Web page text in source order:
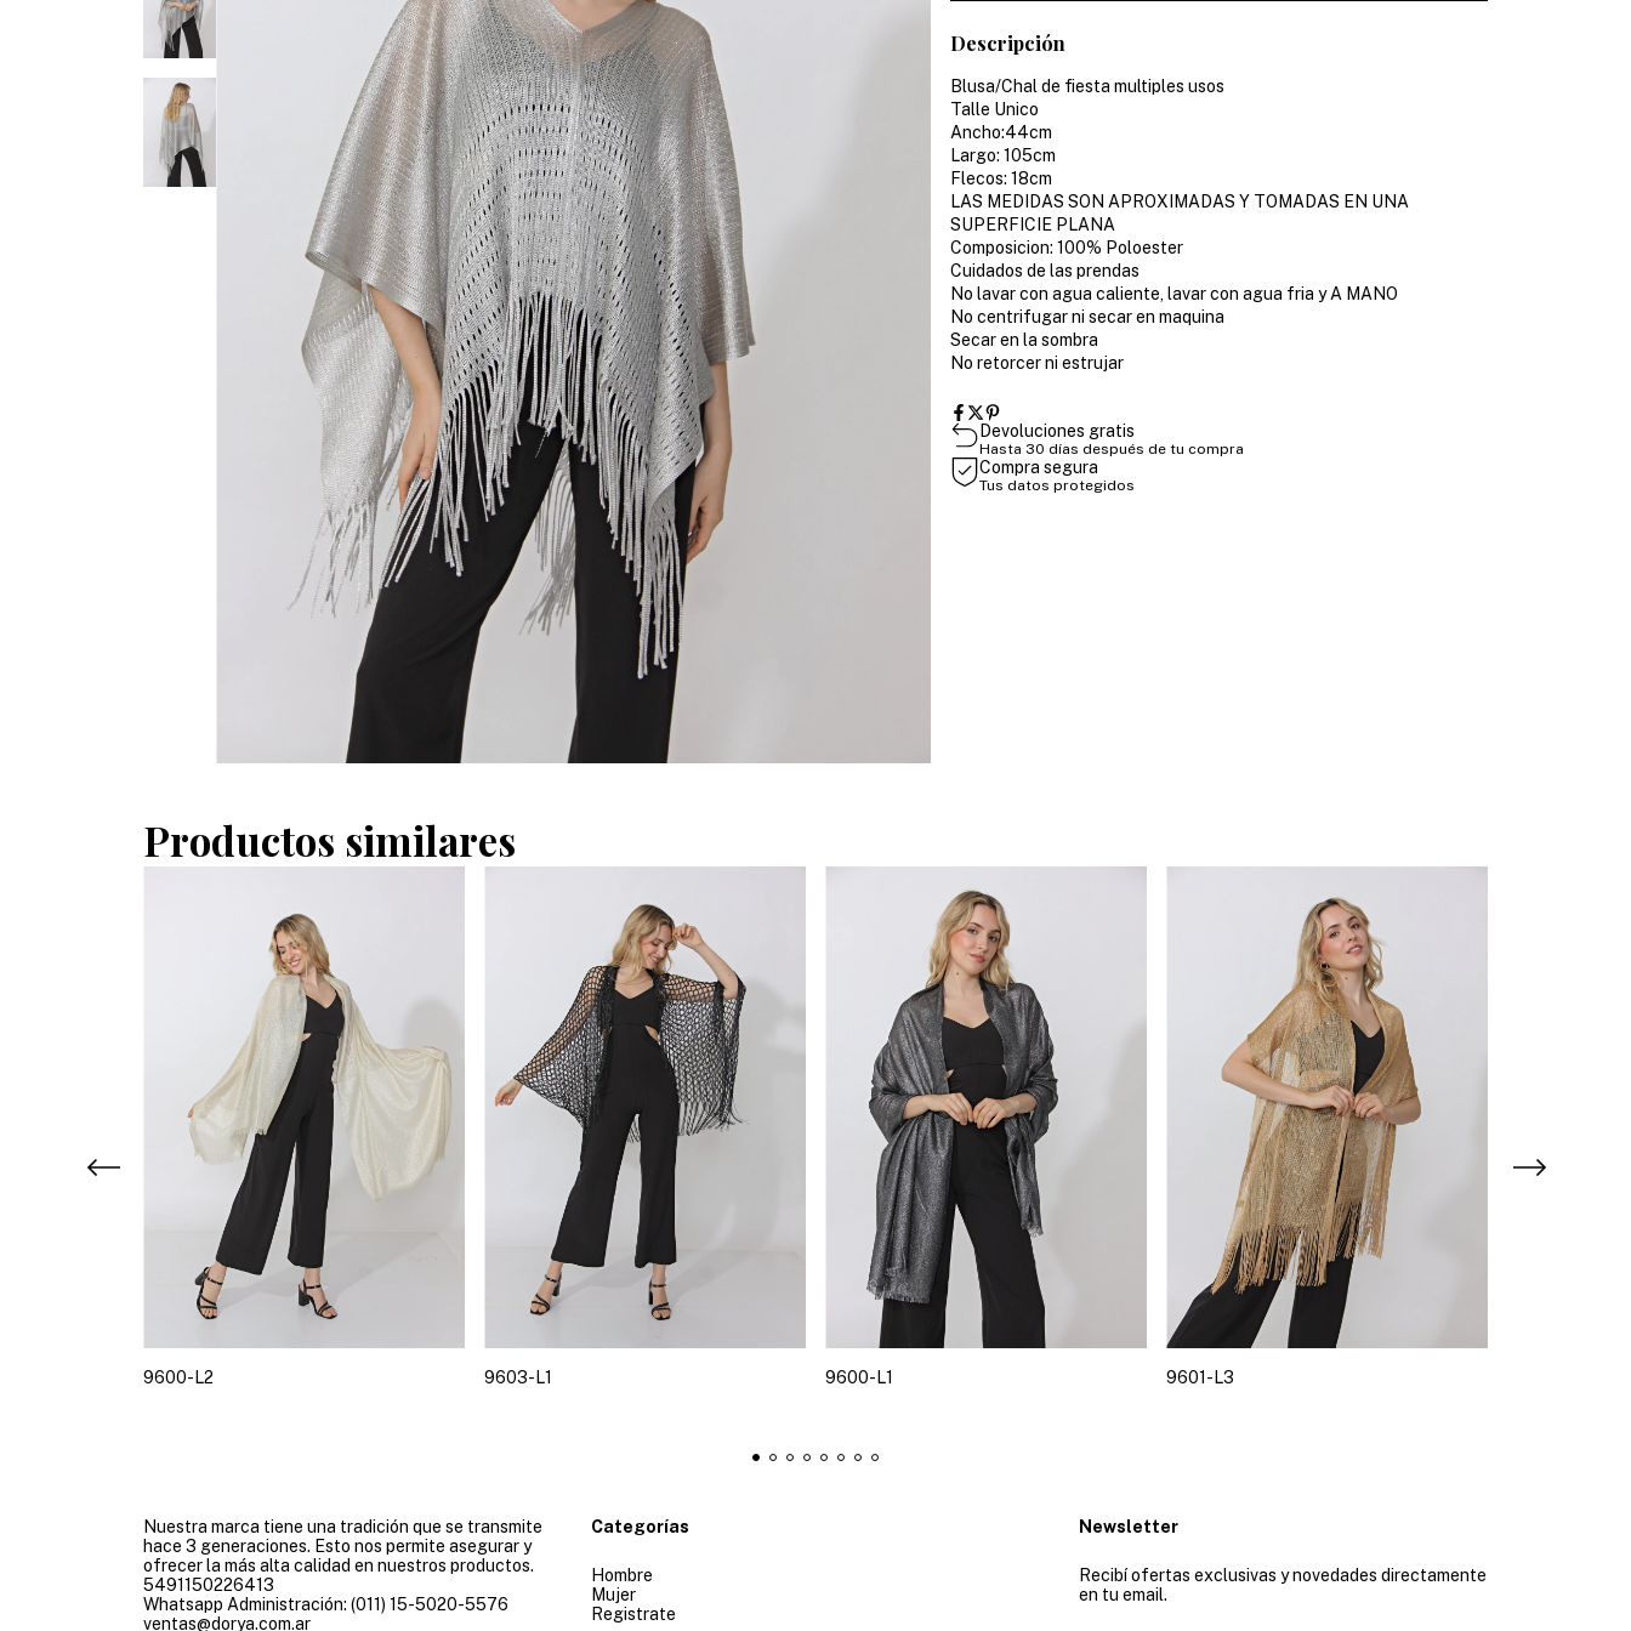
Descripción
Blusa/Chal de fiesta multiples usos
Talle Unico
Ancho:44cm
Largo: 105cm
Flecos: 18cm
LAS MEDIDAS SON APROXIMADAS Y TOMADAS EN UNA
SUPERFICIE PLANA
Composicion: 100% Poloester
Cuidados de las prendas
No lavar con agua caliente, lavar con agua fria y A MANO
No centrifugar ni secar en maquina
Secar en la sombra
No retorcer ni estrujar
Devoluciones gratis
Hasta 30 días después de tu compra
Compra segura
Tus datos protegidos
Productos similares
9600-L2 9603-L1 9600-L1 9601-L3
Nuestra marca tiene una tradición que se transmite
hace 3 generaciones. Esto nos permite asegurar y
ofrecer la más alta calidad en nuestros productos.
5491150226413
Whatsapp Administración: (011) 15-5020-5576
ventas@dorya.com.ar
Categorías
Hombre
Mujer
Registrate
Newsletter
Recibí ofertas exclusivas y novedades directamente
en tu email.